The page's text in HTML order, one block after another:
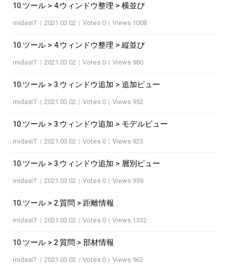
10.ツール > 4.ウィンドウ整理 > 横並び
midasIT | 2021.03.02 | Votes 0 | Views 1008
10.ツール > 4.ウィンドウ整理 > 縦並び
midasIT | 2021.03.02 | Votes 0 | Views 980
10.ツール > 3.ウィンドウ追加 > 追加ビュー
midasIT | 2021.03.02 | Votes 0 | Views 952
10.ツール > 3.ウィンドウ追加 > モデルビュー
midasIT | 2021.03.02 | Votes 0 | Views 923
10.ツール > 3.ウィンドウ追加 > 層別ビュー
midasIT | 2021.03.02 | Votes 0 | Views 959
10.ツール > 2.質問 > 距離情報
midasIT | 2021.03.02 | Votes 0 | Views 1332
10.ツール > 2.質問 > 部材情報
midasIT | 2021.03.02 | Votes 0 | Views 962